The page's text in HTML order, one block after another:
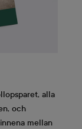
alla
och
mellan